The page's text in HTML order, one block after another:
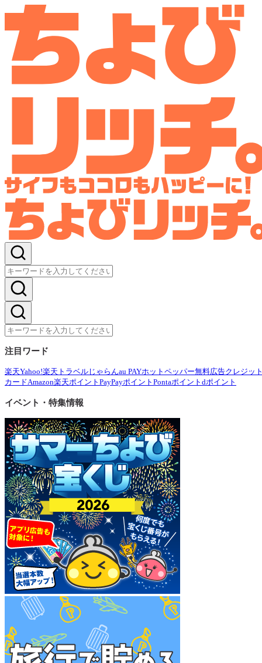
注目ワード
楽天Yahoo!楽天トラベル じゃらんau PAYホットペッパー無料広告クレジッ
カードAmazon楽天ポイント PayPayポイント Pontaポイント dポイント
イベント・特集情報